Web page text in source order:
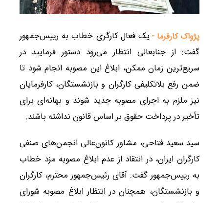
پژواک کارفرما - یک فعال کارگری خطاب به رییس‌جمهور
گفت: از جنابعالی انتظار می‌رود دستور فرمایید در
سریع‌ترین زمان ممکن، ابلاغ این مصوبه انجام شود تا
ضمن رفع بلاتکلیفی کارگران و بازنشستگان، کارفرمایان
نیز ملزم به اجرای مصوبه جدید شوند و بهانه‌ای برای
تأخیر در پرداخت حقوق بر اساس قانون نداشته باشند.
سید سعید فتاحی، مشاور کانون‌عالی انجمن‌های صنفی
کارگران ایران، در انتقاد از عدم ابلاغ مصوبه مزد خطاب
به رییس‌جمهور گفت: آقای رئیس‌جمهور محترم، کارگران
و بازنشستگان، همچنان در انتظار ابلاغ مصوبه شورای